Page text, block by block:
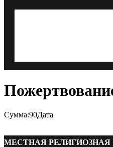
Сумма:90Дата
МЕСТНАЯ